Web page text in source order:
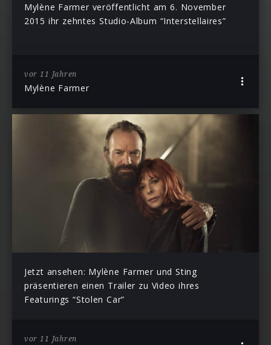
Mylène Farmer veröffentlicht am 6. November
2015 ihr zehntes Studio-Album “Interstellaires”
vor 11 Jahren
Mylène Farmer
Jetzt ansehen: Mylène Farmer und Sting
präsentieren einen Trailer zu Video ihres
Featurings “Stolen Car”
vor 11 Jahren